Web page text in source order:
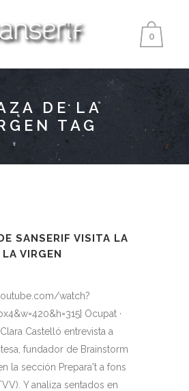
0
DE LA
TAG
SANSERIF VISITA LA
VIRGEN
watch?
Ocupat ·
Castelló entrevista a
fundador de Brainstorm
la sección Prepara't a fons
Y analiza sentados en